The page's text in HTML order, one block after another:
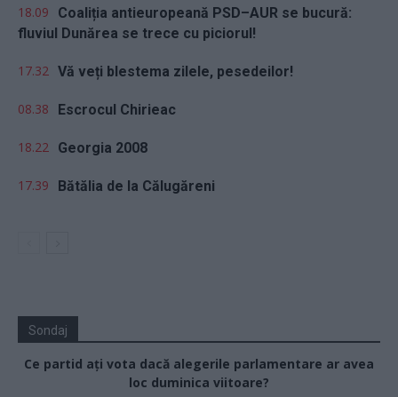
18.09
Coaliția antieuropeană PSD–AUR se bucură:
fluviul Dunărea se trece cu piciorul!
17.32 Vă veți blestema zilele, pesedeilor!
08.38 Escrocul Chirieac
18.22 Georgia 2008
17.39 Bătălia de la Călugăreni
Sondaj
Ce partid ați vota dacă alegerile parlamentare ar avea
loc duminica viitoare?